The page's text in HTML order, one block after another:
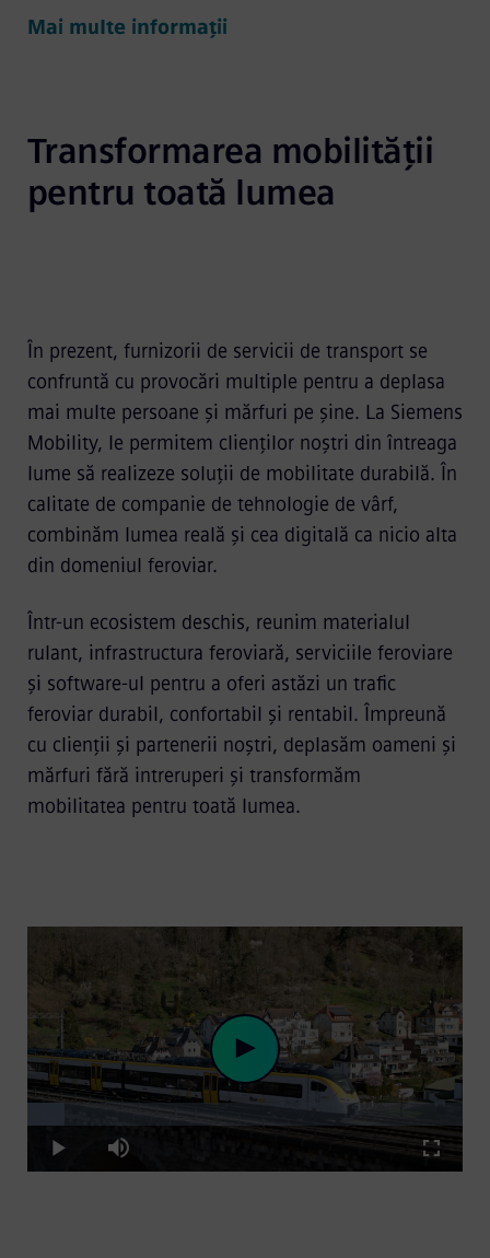
Mai multe informații
Transformarea mobilității
pentru toată lumea
În prezent, furnizorii de servicii de transport se
confruntă cu provocări multiple pentru a deplasa
mai multe persoane și mărfuri pe șine. La Siemens
Mobility, le permitem clienților noștri din întreaga
lume să realizeze soluții de mobilitate durabilă. În
calitate de companie de tehnologie de vârf,
combinăm lumea reală și cea digitală ca nicio alta
din domeniul feroviar.
Într-un ecosistem deschis, reunim materialul
rulant, infrastructura feroviară, serviciile feroviare
și software-ul pentru a oferi astăzi un trafic
feroviar durabil, confortabil și rentabil. Împreună
cu clienții și partenerii noștri, deplasăm oameni și
mărfuri fără intreruperi și transformăm
mobilitatea pentru toată lumea.
Play
Play Mute
8.67%